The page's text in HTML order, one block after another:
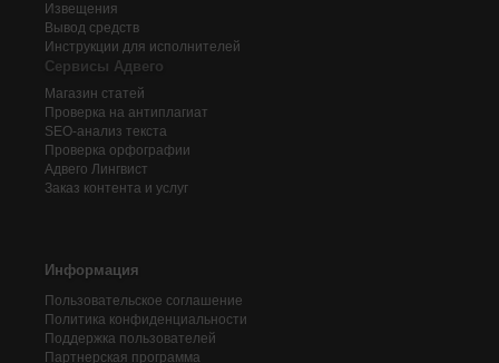
Извещения
Вывод средств
Инструкции для исполнителей
Сервисы Адвего
Магазин статей
Проверка на антиплагиат
SEO-анализ текста
Проверка орфографии
Адвего Лингвист
Заказ контента и услуг
Информация
Пользовательское соглашение
Политика конфиденциальности
Поддержка пользователей
Партнерская программа